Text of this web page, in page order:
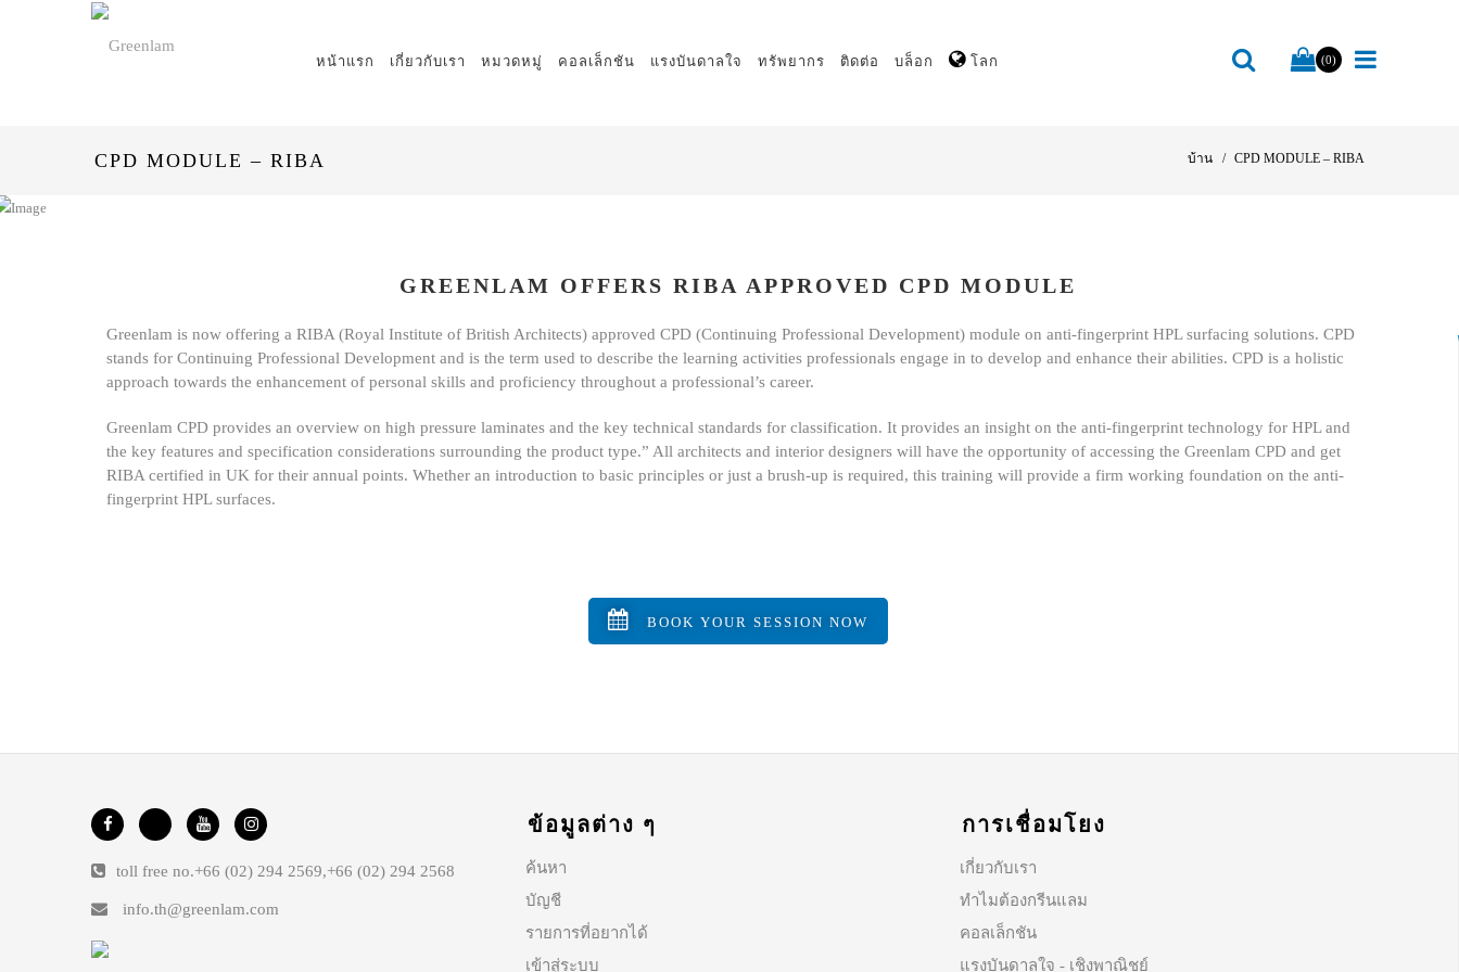
หน้าแรก เกี่ยวกับเรา หมวดหมู่ คอลเล็กชัน แรงบันดาลใจ ทรัพยากร ติดต่อ บล็อก โลก (0)
CPD MODULE – RIBA บ้าน CPD MODULE – RIBA
GREENLAM OFFERS RIBA APPROVED CPD MODULE
Greenlam is now offering a RIBA (Royal Institute of British Architects) approved CPD (Continuing Professional Development) module on anti-fingerprint HPL surfacing solutions. CPD
stands for Continuing Professional Development and is the term used to describe the learning activities professionals engage in to develop and enhance their abilities. CPD is a holistic
approach towards the enhancement of personal skills and proficiency throughout a professional’s career.
Greenlam CPD provides an overview on high pressure laminates and the key technical standards for classification. It provides an insight on the anti-fingerprint technology for HPL and
the key features and specification considerations surrounding the product type.” All architects and interior designers will have the opportunity of accessing the Greenlam CPD and get
RIBA certified in UK for their annual points. Whether an introduction to basic principles or just a brush-up is required, this training will provide a firm working foundation on the anti-
fingerprint HPL surfaces.
BOOK YOUR SESSION NOW
toll free no.+66 (02) 294 2569,+66 (02) 294 2568
info.th@greenlam.com
ข้อมูลต่าง ๆ
ค้นหา
บัญชี
รายการที่อยากได้
เข้าสู่ระบบ
การเชื่อมโยง
เกี่ยวกับเรา
ทำไมต้องกรีนแลม
คอลเล็กชัน
แรงบันดาลใจ - เชิงพาณิชย์